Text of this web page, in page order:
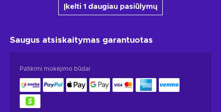
Įkelti 1 daugiau pasiūlymų
Saugus atsiskaitymas garantuotas
Patikimi mokėjimo būdai